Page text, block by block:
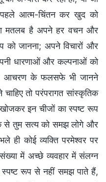
आत्म-चिंतन कर खुद को
मतलब है अपने हर वचन और
को जानना; अपने विचारों और
धारणाओं और कल्पनाओं को
आचरण के फलसफे भी जानने
चाहिए तो परंपरागत सांस्कृतिक
खोजकर इन चीजों का स्पष्ट रूप
से तुम सत्य को समझ लोगे और
कोई व्यक्ति परमेश्वर पर
में अच्छे व्यवहार में संलग्न
स्पष्ट रूप से नहीं समझ पाते हैं,